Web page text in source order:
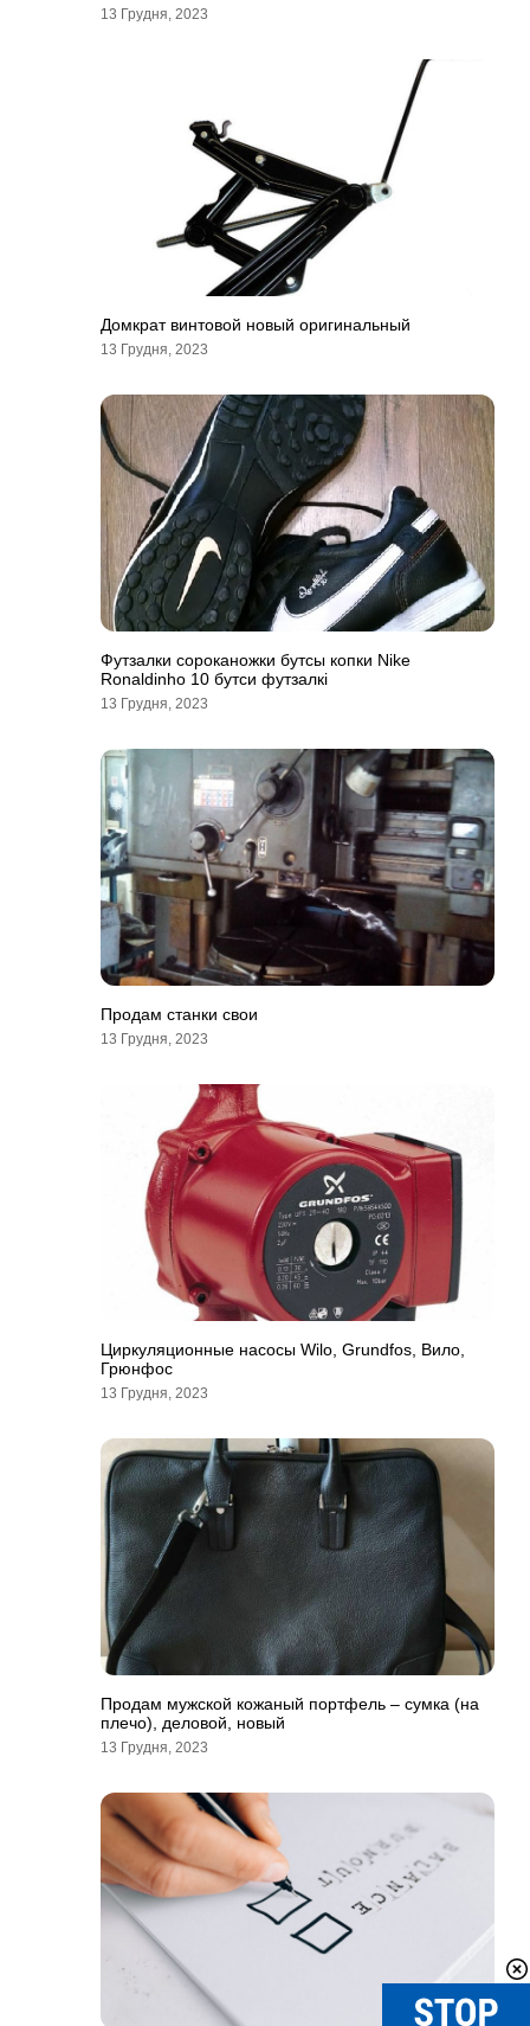
13 Грудня, 2023
Домкрат винтовой новый оригинальный
13 Грудня, 2023
Футзалки сороканожки бутсы копки Nike
Ronaldinho 10 бутси футзалкi
13 Грудня, 2023
Продам станки свои
13 Грудня, 2023
Циркуляционные насосы Wilo, Grundfos, Вило,
Грюнфос
13 Грудня, 2023
Продам мужской кожаный портфель – сумка (на
плечо), деловой, новый
13 Грудня, 2023